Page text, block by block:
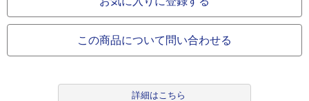
この商品について問い合わせる
詳細はこちら